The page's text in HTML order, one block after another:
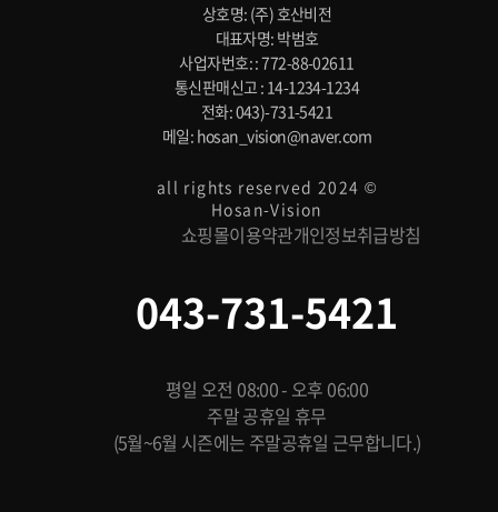
상호명: (주) 호산비전
대표자명: 박범호
사업자번호: : 772-88-02611
통신판매신고 : 14-1234-1234
전화: 043)-731-5421
메일: hosan_vision@naver.com
all rights reserved 2024 ©
Hosan-Vision
쇼핑몰이용약관개인정보취급방침
043-731-5421
평일 오전 08:00 - 오후 06:00
주말 공휴일 휴무
(5월~6월 시즌에는 주말공휴일 근무합니다.)